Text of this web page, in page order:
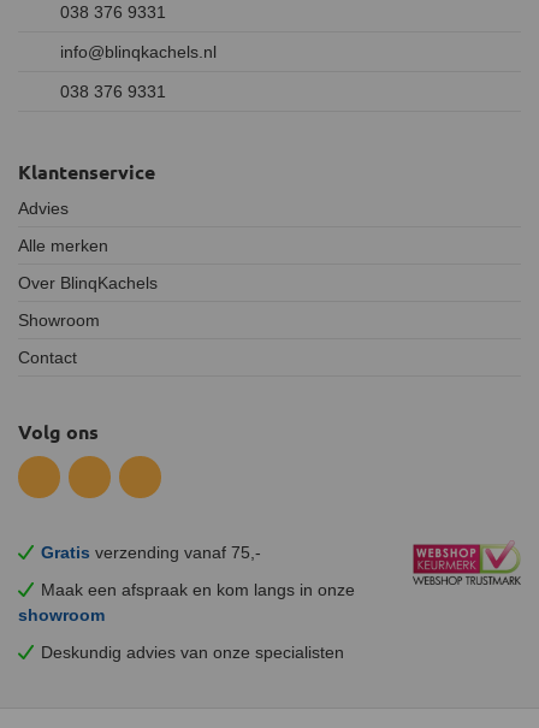
Gratis verzending vanaf 75,-
Maak een afspraak en kom langs in onze
showroom
Deskundig advies van onze specialisten
038 376 9331
info@blinqkachels.nl
038 376 9331
Klantenservice
Advies
Alle merken
Over BlinqKachels
Showroom
Contact
Volg ons